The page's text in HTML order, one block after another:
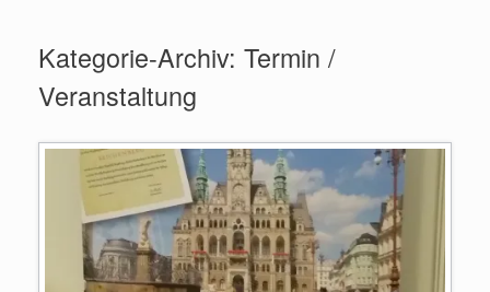
springenKategorie-Archiv: Termin /
Veranstaltung